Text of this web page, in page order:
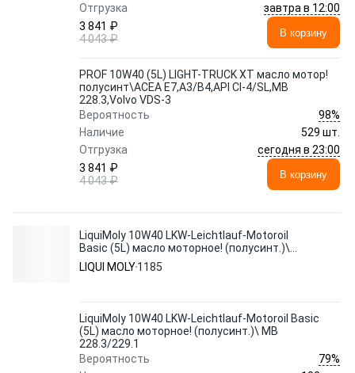
Отгрузка
завтра в 12:00
3 841 ₽
4 043 ₽
В корзину
PROF 10W40 (5L) LIGHT-TRUCK XT масло мотор!
полусинт\ACEA E7,A3/B4,API CI-4/SL,MB
228.3,Volvo VDS-3
Вероятность
98%
Наличие
529 шт.
Отгрузка
сегодня в 23:00
3 841 ₽
4 043 ₽
В корзину
LiquiMoly 10W40 LKW-Leichtlauf-Motoroil
Basic (5L) масло моторное! (полусинт.)\
MB 228.3/229.1
LIQUI MOLY1185
LiquiMoly 10W40 LKW-Leichtlauf-Motoroil Basic
(5L) масло моторное! (полусинт.)\ MB
228.3/229.1
Вероятность
79%